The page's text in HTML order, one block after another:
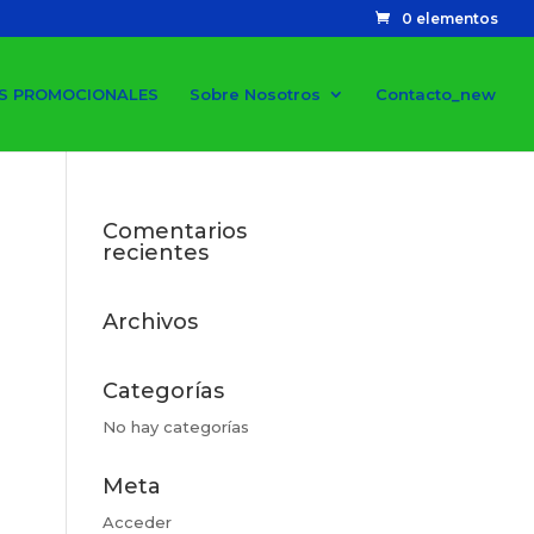
0 elementos
PROMOCIONALES Sobre Nosotros Contacto_new
Comentarios
recientes
Archivos
Categorías
No hay categorías
Meta
Acceder